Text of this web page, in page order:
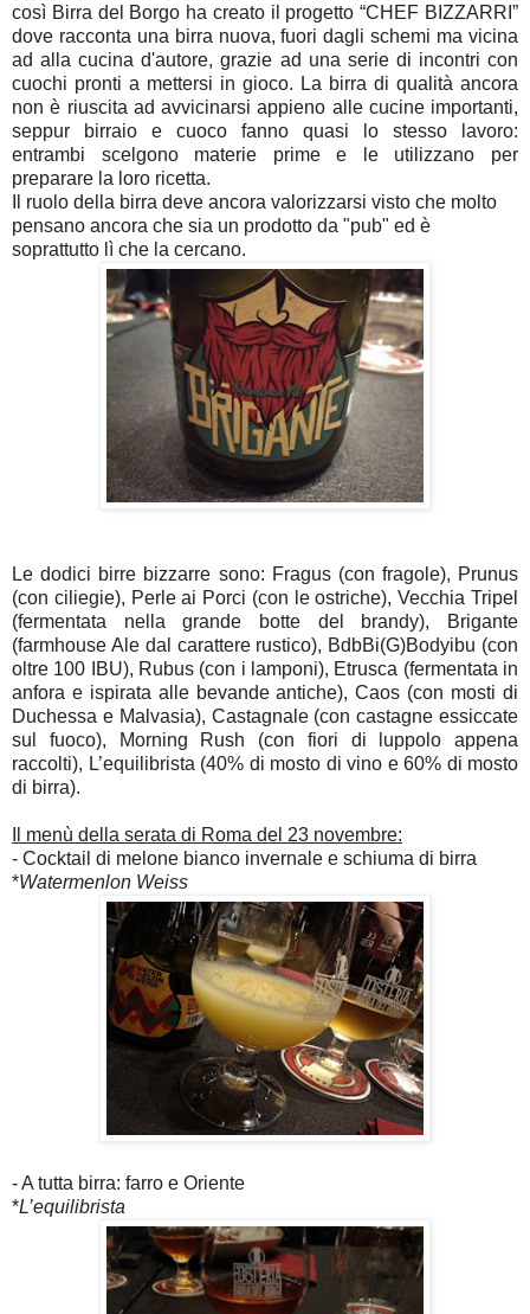
così Birra del Borgo ha creato il progetto “CHEF BIZZARRI”
dove racconta una birra nuova, fuori dagli schemi ma vicina
ad alla cucina d'autore, grazie ad una serie di incontri con
cuochi pronti a mettersi in gioco. La birra di qualità ancora
non è riuscita ad avvicinarsi appieno alle cucine importanti,
seppur birraio e cuoco fanno quasi lo stesso lavoro:
entrambi scelgono materie prime e le utilizzano per
preparare la loro ricetta.
Il ruolo della birra deve ancora valorizzarsi visto che molto
pensano ancora che sia un prodotto da "pub" ed è
soprattutto lì che la cercano.
Le dodici birre bizzarre sono: Fragus (con fragole), Prunus
(con ciliegie), Perle ai Porci (con le ostriche), Vecchia Tripel
(fermentata nella grande botte del brandy), Brigante
(farmhouse Ale dal carattere rustico), BdbBi(G)Bodyibu (con
oltre 100 IBU), Rubus (con i lamponi), Etrusca (fermentata in
anfora e ispirata alle bevande antiche), Caos (con mosti di
Duchessa e Malvasia), Castagnale (con castagne essiccate
sul fuoco), Morning Rush (con fiori di luppolo appena
raccolti), L’equilibrista (40% di mosto di vino e 60% di mosto
di birra).
Il menù della serata di Roma del 23 novembre:
- Cocktail di melone bianco invernale e schiuma di birra
*Watermenlon Weiss
- A tutta birra: farro e Oriente
*L’equilibrista